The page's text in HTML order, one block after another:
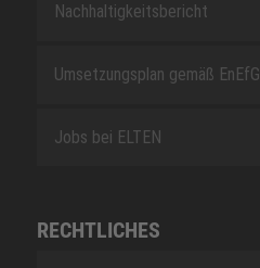
Nachhaltigkeitsbericht
Umsetzungsplan gemäß EnEfG
Jobs bei ELTEN
RECHTLICHES